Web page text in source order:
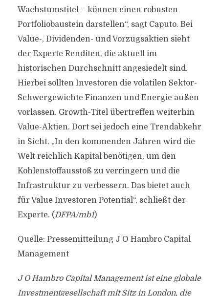
Wachstumstitel – können einen robusten
Portfoliobaustein darstellen“, sagt Caputo. Bei
Value-, Dividenden- und Vorzugsaktien sieht
der Experte Renditen, die aktuell im
historischen Durchschnitt angesiedelt sind.
Hierbei sollten Investoren die volatilen Sektor-
Schwergewichte Finanzen und Energie außen
vorlassen. Growth-Titel übertreffen weiterhin
Value-Aktien. Dort sei jedoch eine Trendabkehr
in Sicht. „In den kommenden Jahren wird die
Welt reichlich Kapital benötigen, um den
Kohlenstoffausstoß zu verringern und die
Infrastruktur zu verbessern. Das bietet auch
für Value Investoren Potential“, schließt der
Experte. (DFPA/mb1)
Quelle: Pressemitteilung J O Hambro Capital
Management
J O Hambro Capital Management ist eine globale
Investmentgesellschaft mit Sitz in London, die